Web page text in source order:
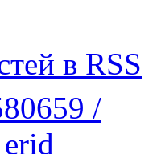
в RSS